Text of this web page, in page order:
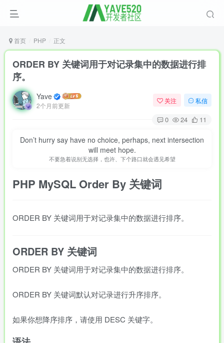
首页 PHP 正文
ORDER BY 关键词用于对记录集中的数据进行排
序。
Yave
2个月前更新
关注 私信
0 24 11
Don’t hurry say have no choice, perhaps, next intersection
will meet hope.
不要急着说别无选择，也许、下个路口就会遇见希望
PHP MySQL Order By 关键词
ORDER BY 关键词用于对记录集中的数据进行排序。
ORDER BY 关键词
ORDER BY 关键词用于对记录集中的数据进行排序。
ORDER BY 关键词默认对记录进行升序排序。
如果你想降序排序，请使用 DESC 关键字。